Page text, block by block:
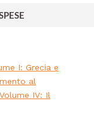
I: Grecia e
al
IV: Il